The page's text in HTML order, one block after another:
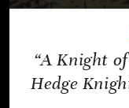
“A Knight
Hedge